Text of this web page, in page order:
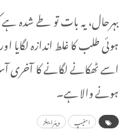
بہرحال، یہ بات تو طے شدہ
ہوئی طلب کا غلط اندازہ
اسے ٹھکانے لگانے کا آخری
ہونے والا ہے۔
اسنیپ ویئرایبلز